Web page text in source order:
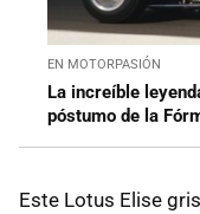
EN MOTORPASIÓN
La increíble
póstumo de la
Este Lotus Elise